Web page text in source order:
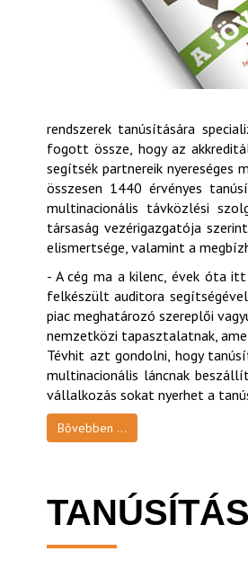
rendszerek tanúsítására
fogott össze, hogy az
segítsék partnereik nyereséges
összesen 1440 érvényes
multinacionális távközlési
társaság vezérigazgatója
elismertsége, valamint a
- A cég ma a kilenc, évek óta
felkészült auditora
piac meghatározó szereplői
nemzetközi tapasztalatnak,
Tévhit azt gondolni, hogy
multinacionális láncnak
vállalkozás sokat nyerhet a
Bővebben ...